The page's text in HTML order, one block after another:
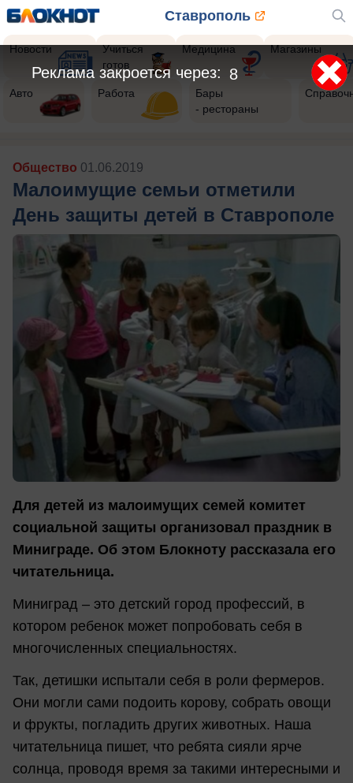
Ставрополь
Новости
Учиться
готов
Медицина Магазины
Авто Работа
Бары
- рестораны
Общество 01.06.2019
Малоимущие семьи отметили
День защиты детей в Ставрополе
Для детей из малоимущих семей комитет
социальной защиты организовал праздник в
Миниграде. Об этом Блокноту рассказала его
читательница.
Миниград – это детский город профессий, в
котором ребенок может попробовать себя в
многочисленных специальностях.
Так, детишки испытали себя в роли фермеров.
Они могли сами подоить корову, собрать овощи
и фрукты, погладить других животных. Наша
читательница пишет, что ребята сияли ярче
солнца, проводя время за такими интересными и
5
Реклама закроется через: